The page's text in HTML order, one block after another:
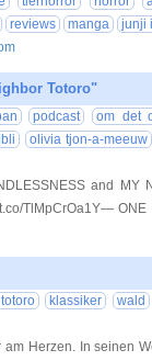
reviews manga
junji
Totoro"
podcast
om det
olivia tjon-a-meeuw
and MY
TlMpCrOa1Y—
klassiker
wald
Herzen. In seinen